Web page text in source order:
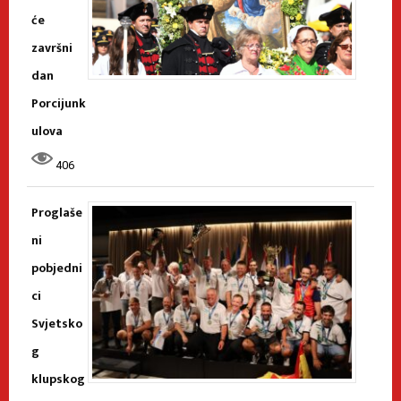
će
završni
dan
Porcijunk
ulova
406
Proglaše
ni
pobjedni
ci
Svjetsko
g
klupskog